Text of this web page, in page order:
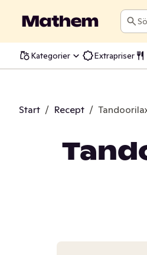
Sök
Kategorier Extrapriser
Start / Recept /